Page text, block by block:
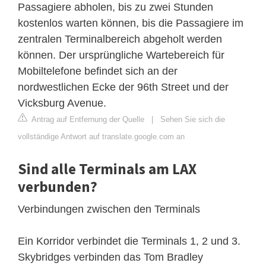
Passagiere abholen, bis zu zwei Stunden
kostenlos warten können, bis die Passagiere im
zentralen Terminalbereich abgeholt werden
können. Der ursprüngliche Wartebereich für
Mobiltelefone befindet sich an der
nordwestlichen Ecke der 96th Street und der
Vicksburg Avenue.
Antrag auf Entfernung der Quelle | Sehen Sie sich die
vollständige Antwort auf translate.google.com an
Sind alle Terminals am LAX
verbunden?
Verbindungen zwischen den Terminals
Ein Korridor verbindet die Terminals 1, 2 und 3.
Skybridges verbinden das Tom Bradley